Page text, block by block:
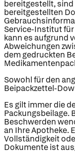
bereitgestellt,
bereitgestellten
Service-Institut für
kann es aufgrund
Abweichungen
dem gedruckten
Sowohl für den
Beipackzettel-
Es gilt immer die
Packungsbeilage.
Beschwerden
an Ihre Apotheke.
Vollständigkeit
Dokumente ist